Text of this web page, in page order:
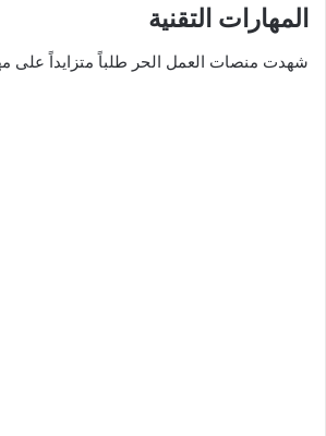
المهارات التقنية
شهدت منصات العمل الحر طلباً متزايداً على